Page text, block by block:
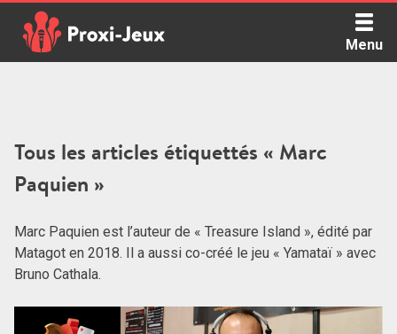
content
Menu
Tous les articles étiquettés « Marc
Paquien »
Marc Paquien est l’auteur de « Treasure Island », édité par
Matagot en 2018. Il a aussi co-créé le jeu « Yamataï » avec
Bruno Cathala.